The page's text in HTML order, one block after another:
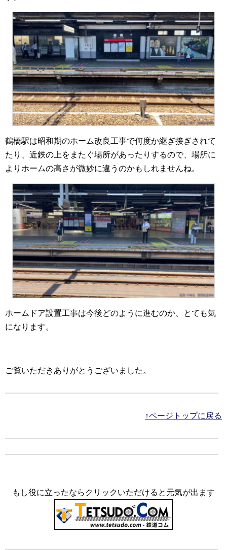
鶴橋駅は昭和期のホーム改良工事で何度か継ぎ接ぎされて
たり、近鉄の上をまたぐ場所があったりするので、場所に
よりホームの高さが微妙に違うのかもしれませんね。
ホームドア設置工事は今後どのように進むのか、とても気
になります。
ご覧いただきありがとうございました。
↑ページトップに戻る
もし役に立ったならクリックいただけると元気が出ます